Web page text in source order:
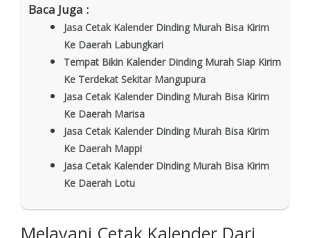
Baca Juga :
Jasa Cetak Kalender Dinding Murah Bisa Kirim
Ke Daerah Labungkari
Tempat Bikin Kalender Dinding Murah Siap Kirim
Ke Terdekat Sekitar Mangupura
Jasa Cetak Kalender Dinding Murah Bisa Kirim
Ke Daerah Marisa
Jasa Cetak Kalender Dinding Murah Bisa Kirim
Ke Daerah Mappi
Jasa Cetak Kalender Dinding Murah Bisa Kirim
Ke Daerah Lotu
Melayani Cetak Kalender Dari